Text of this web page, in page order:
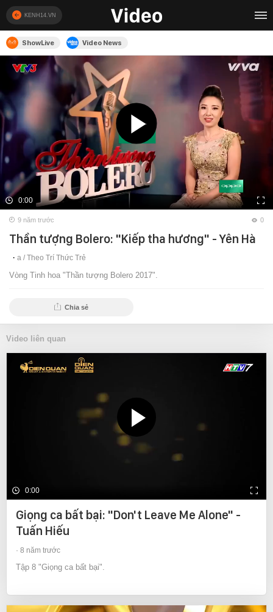
KENH14.VN
ShowLive Video News
0:00
9 năm trước 0
Thần tượng Bolero: "Kiếp tha hương" - Yên Hà
a / Theo Trí Thức Trẻ
Vòng Tinh hoa "Thần tượng Bolero 2017".
Chia sẻ
Video liên quan
0:00
Giọng ca bất bại: "Don't Leave Me Alone" -
Tuấn Hiếu
8 năm trước
Tập 8 "Giọng ca bất bại".